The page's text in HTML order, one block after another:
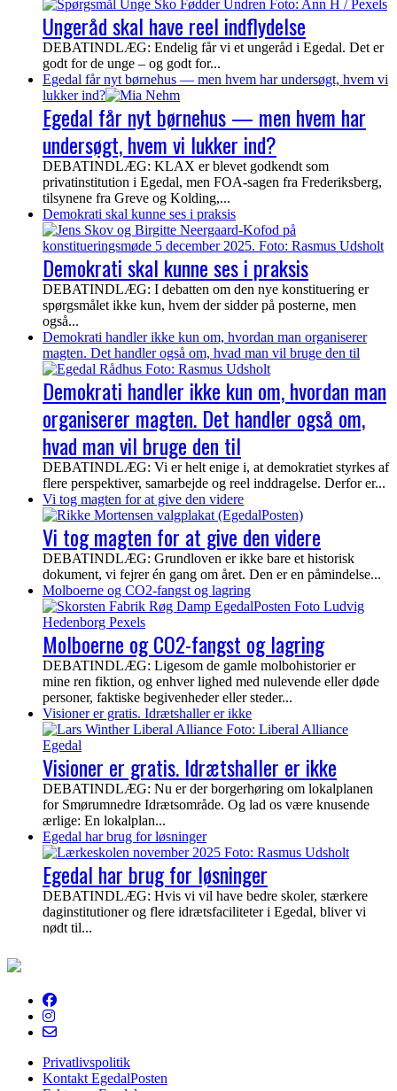
Ungeråd skal have reel indflydelse
DEBATINDLÆG: Endelig får vi et ungeråd i Egedal. Det er
godt for de unge – og godt for...
Egedal får nyt børnehus — men hvem har undersøgt, hvem vi
lukker ind?
Egedal får nyt børnehus — men hvem har
undersøgt, hvem vi lukker ind?
DEBATINDLÆG: KLAX er blevet godkendt som
privatinstitution i Egedal, men FOA-sagen fra Frederiksberg,
tilsynene fra Greve og Kolding,...
Demokrati skal kunne ses i praksis
Demokrati skal kunne ses i praksis
DEBATINDLÆG: I debatten om den nye konstituering er
spørgsmålet ikke kun, hvem der sidder på posterne, men
også...
Demokrati handler ikke kun om, hvordan man organiserer
magten. Det handler også om, hvad man vil bruge den til
Demokrati handler ikke kun om, hvordan man
organiserer magten. Det handler også om,
hvad man vil bruge den til
DEBATINDLÆG: Vi er helt enige i, at demokratiet styrkes af
flere perspektiver, samarbejde og reel inddragelse. Derfor er...
Vi tog magten for at give den videre
Vi tog magten for at give den videre
DEBATINDLÆG: Grundloven er ikke bare et historisk
dokument, vi fejrer én gang om året. Den er en påmindelse...
Molboerne og CO2-fangst og lagring
Molboerne og CO2-fangst og lagring
DEBATINDLÆG: Ligesom de gamle molbohistorier er
mine ren fiktion, og enhver lighed med nulevende eller døde
personer, faktiske begivenheder eller steder...
Visioner er gratis. Idrætshaller er ikke
Visioner er gratis. Idrætshaller er ikke
DEBATINDLÆG: Nu er der borgerhøring om lokalplanen
for Smørumnedre Idrætsområde. Og lad os være knusende
ærlige: En lokalplan...
Egedal har brug for løsninger
Egedal har brug for løsninger
DEBATINDLÆG: Hvis vi vil have bedre skoler, stærkere
daginstitutioner og flere idrætsfaciliteter i Egedal, bliver vi
nødt til...
EgedalPosten
Privatlivspolitik
Kontakt EgedalPosten